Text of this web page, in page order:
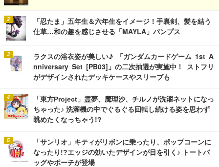
「忍たま」五年生＆六年生をイメージ！手裏剣、髪を結う
仕草…和の趣を感じさせる「MAYLA」パンプス
ラクスの浴衣姿が美しい♪ 「ガンダムカードゲーム 1st A
nniversary Set [PB03]」の二次抽選が実施中！ ストフリ
がデザインされたデッキケースやスリーブも
「東方Project」霊夢、魔理沙、チルノが洗濯ネットになっ
ちゃった♪ 洗濯機の中でぐるぐる回転し続ける姿を思わず
眺めたくなっちゃう!?
「サンリオ」キティがリボンに乗ったり、ポップコーンに
なったり!?エッジの効いたデザインが目を引く♪ トートバ
ッグやポーチが登場